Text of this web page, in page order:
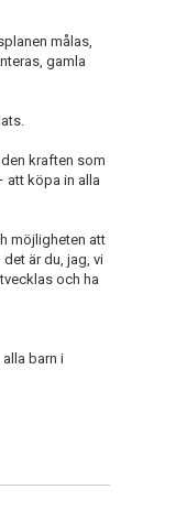
målas,
gamla
kraften som
att köpa in alla
möjligheten att
det är du, jag, vi
och ha
alla barn i